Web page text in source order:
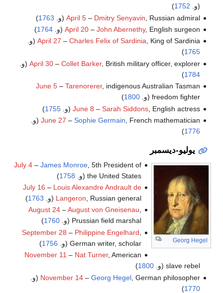
(و. 1752
)
April 5– Dmitry Senyavin , Russian admiral (و. 1763
)
April 20– John Abernethy, English surgeon (و. 1764
)
April 27 – Charles Felix of Sardinia, King of Sardinia (و.
1765
)
April 30– Collet Barker, British military officer, explorer (و.
1784
)
June 5– Tarenorerer, indigenous Australian Tasman
freedom fighter (و.
1800
)
June 8 – Sarah Siddons, English actress (و. 1755
)
June 27 – Sophie Germain , French mathematician (و.
1776
)
يوليو-ديسمبر
Georg Hegel
July 4 –James Monroe , 5th President of
the United States (و.
1758
)
July 16 – Louis Alexandre Andrault de
Langeron , Russian general (و. 1763
)
August 24 –August von Gneisenau,
Prussian field marshal (و.
1760
)
September 28 – Philippine Engelhard
German writer, scholar (و.
1756
)
November 11 – Nat Turner, American
slave rebel (و.
1800
)
November 14– Georg Hegel, German philosopher (و.
1770
)